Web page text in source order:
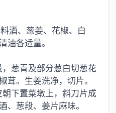
酒、葱姜、花椒、白
油各适量。
葱青及部分葱白切葱花
茸。生姜洗净，切片。
下置菜墩上，斜刀片成
、葱段、姜片麻味。